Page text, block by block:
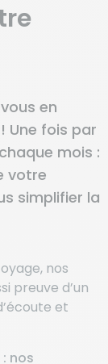
en
Une fois par
mois :
votre
simplifier la
nos
preuve d’un
et
nos